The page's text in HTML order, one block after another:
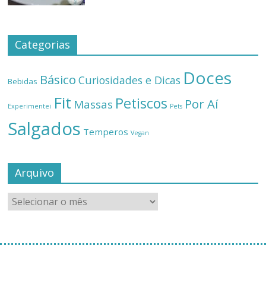
Categorias
Bebidas Básico Curiosidades e Dicas Doces
Experimentei Fit Massas Petiscos Pets Por Aí
Salgados Temperos Vegan
Arquivo